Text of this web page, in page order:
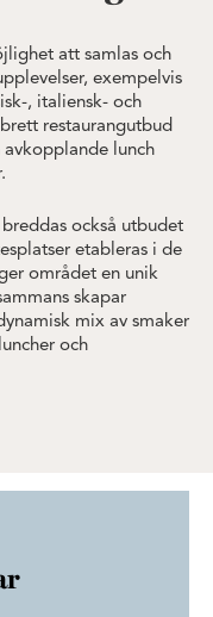
att samlas och
exempelvis
, italiensk- och
restaurangutbud
lunch
också utbudet
etableras i de
området en unik
skapar
mix av smaker
och